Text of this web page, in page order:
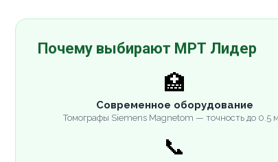
Почему выбирают МРТ Лидер
🏥
Современное оборудование
Томографы Siemens Magnetom — точность до 0.5
📞